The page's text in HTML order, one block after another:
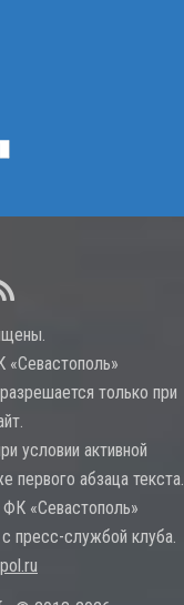
«Севастополь»
только при
условии активной
первого абзаца текста.
«Севастополь»
пресс-службой клуба.